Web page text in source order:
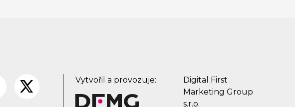
Vytvořil a provozuje:
Digital First
Marketing Group
s.r.o.